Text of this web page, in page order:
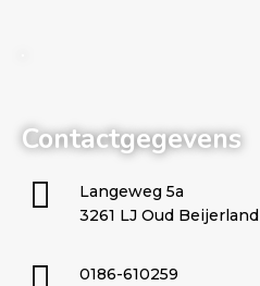
Contactgegevens
Langeweg 5a
3261 LJ Oud Beijerland
0186-610259